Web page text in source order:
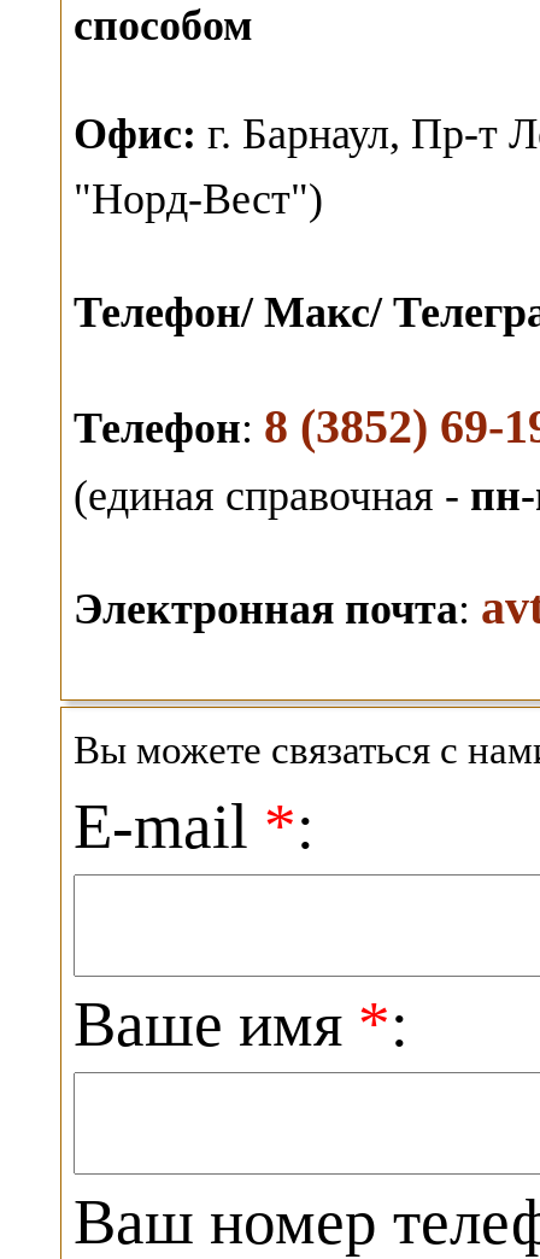
способом
Офис: г. Барнаул, Пр-т
"Норд-Вест")
Телефон/ Макс/
Телефон: 8 (3852) 69-
(единая справочная -
Электронная почта:
Вы можете связаться с
E-mail *:
Ваше имя *:
Ваш номер